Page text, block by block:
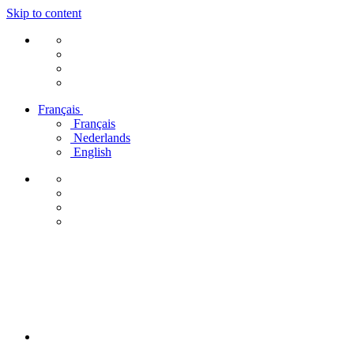
Skip to content
Français
Français
Nederlands
English